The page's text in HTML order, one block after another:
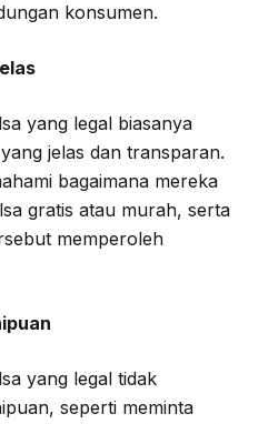
konsumen.
yang legal biasanya
jelas dan transparan.
bagaimana mereka
gratis atau murah, serta
memperoleh
yang legal tidak
seperti meminta